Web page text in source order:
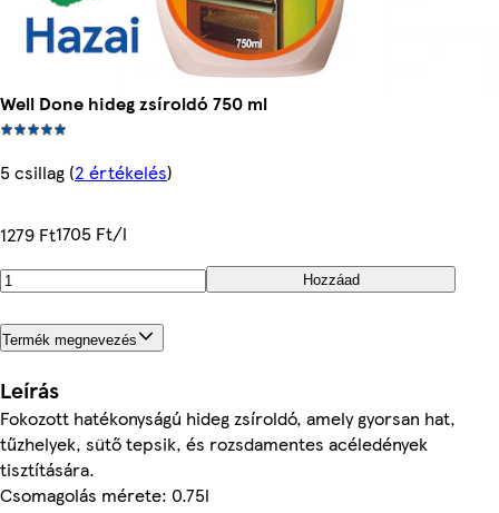
Well Done hideg zsíroldó 750 ml
5 csillag (2 értékelés)
1279 Ft1705 Ft/l
Hozzáad
Termék megnevezés
Leírás
Fokozott hatékonyságú hideg zsíroldó, amely gyorsan hat,
tűzhelyek, sütő tepsik, és rozsdamentes acéledények
tisztítására.
Csomagolás mérete: 0.75l